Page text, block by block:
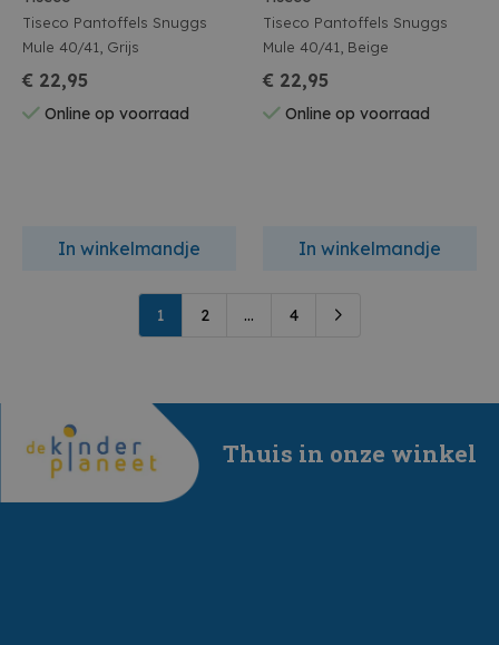
Tiseco Pantoffels Snuggs
Mule 40/41, Grijs
€ 22,95
Online op voorraad
In winkelmandje
Tiseco Pantoffels Snuggs
Mule 40/41, Beige
€ 22,95
Online op voorraad
In winkelmandje
1 2 ... 4
Thuis in onze winkel